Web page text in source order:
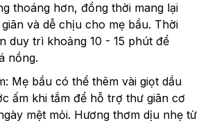
thoáng hơn, đồng thời mang lại
và dễ chịu cho mẹ bầu. Thời
duy trì khoảng 10 - 15 phút để
nồng.
Mẹ bầu có thể thêm vài giọt dầu
ấm khi tắm để hỗ trợ thư giãn cơ
mệt mỏi. Hương thơm dịu nhẹ từ